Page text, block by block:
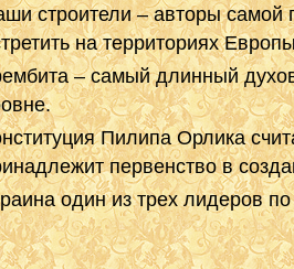
строители – авторы самой
на территориях
– самый длинный
Пилипа Орлика
первенство в
один из трех лидеров